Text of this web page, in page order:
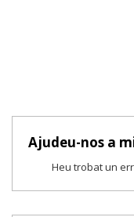
Ajudeu-nos a
Heu trobat un